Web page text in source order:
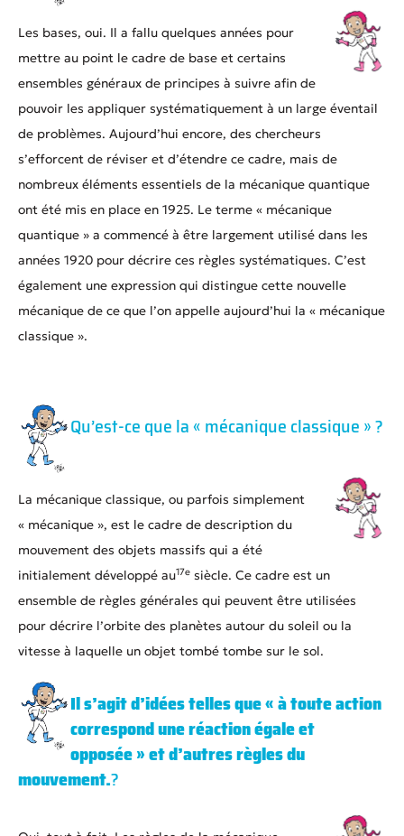
Les bases, oui. Il a fallu quelques années pour
mettre au point le cadre de base et certains
ensembles généraux de principes à suivre afin de
pouvoir les appliquer systématiquement à un large éventail
de problèmes. Aujourd’hui encore, des chercheurs
s’efforcent de réviser et d’étendre ce cadre, mais de
nombreux éléments essentiels de la mécanique quantique
ont été mis en place en 1925. Le terme « mécanique
quantique » a commencé à être largement utilisé dans les
années 1920 pour décrire ces règles systématiques. C’est
également une expression qui distingue cette nouvelle
mécanique de ce que l’on appelle aujourd’hui la « mécanique
classique ».
Qu’est-ce que la « mécanique classique » ?
La mécanique classique, ou parfois simplement
« mécanique », est le cadre de description du
mouvement des objets massifs qui a été
initialement développé au17e siècle. Ce cadre est un
ensemble de règles générales qui peuvent être utilisées
pour décrire l’orbite des planètes autour du soleil ou la
vitesse à laquelle un objet tombé tombe sur le sol.
Il s’agit d’idées telles que « à toute action
correspond une réaction égale et
opposée » et d’autres règles du
mouvement.?